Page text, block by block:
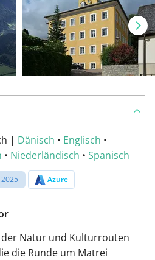
| Dänisch • Englisch •
• Niederländisch • Spanisch
Azure
Natur und Kulturrouten
die Runde um Matrei